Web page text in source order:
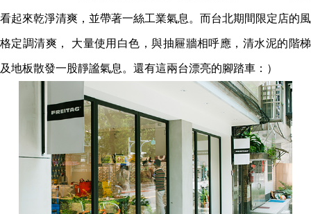
看起來乾淨清爽，並帶著一絲工業氣息。而台北期間限定店的風
格定調清爽， 大量使用白色，與抽屜牆相呼應，清水泥的階梯
及地板散發一股靜謐氣息。還有這兩台漂亮的腳踏車：）